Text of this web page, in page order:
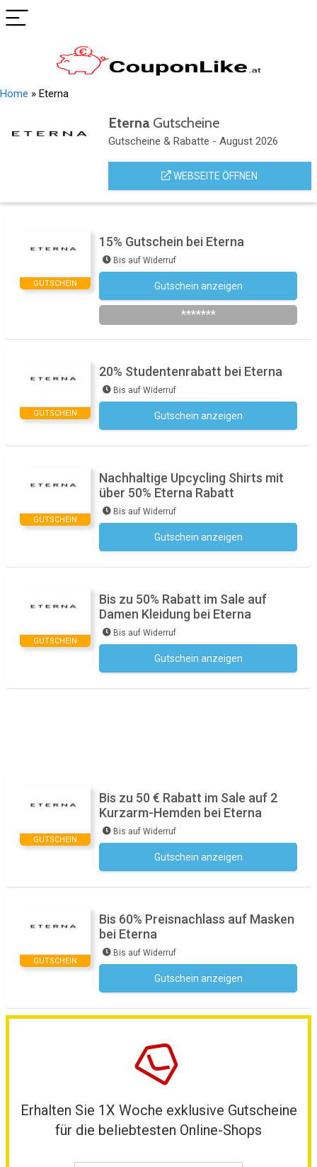
Home » Eterna
EternaGutscheine
Gutscheine & Rabatte - August 2026
WEBSEITE ÖFFNEN
GUTSCHEIN
15% Gutschein bei Eterna
Bis auf Widerruf
Gutschein anzeigen
*******
GUTSCHEIN
20% Studentenrabatt bei Eterna
Bis auf Widerruf
Gutschein anzeigen
GUTSCHEIN
Nachhaltige Upcycling Shirts mit
über 50% Eterna Rabatt
Bis auf Widerruf
Gutschein anzeigen
GUTSCHEIN
Bis zu 50% Rabatt im Sale auf
Damen Kleidung bei Eterna
Bis auf Widerruf
Gutschein anzeigen
GUTSCHEIN
Bis zu 50 € Rabatt im Sale auf 2
Kurzarm-Hemden bei Eterna
Bis auf Widerruf
Gutschein anzeigen
GUTSCHEIN
Bis 60% Preisnachlass auf Masken
bei Eterna
Bis auf Widerruf
Gutschein anzeigen
Erhalten Sie 1X Woche exklusive Gutscheine
für die beliebtesten Online-Shops